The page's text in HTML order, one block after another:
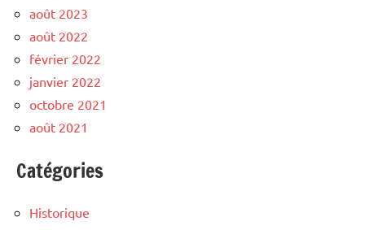
août 2023
août 2022
février 2022
janvier 2022
octobre 2021
août 2021
Catégories
Historique